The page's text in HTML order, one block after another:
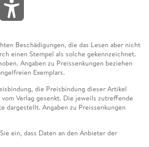
Beschädigungen, die das Lesen aber nicht
einen Stempel als solche gekennzeichnet.
Angaben zu Preissenkungen beziehen
Exemplars.
die Preisbindung dieser Artikel
Verlag gesenkt. Die jeweils zutreffende
dargestellt. Angaben zu Preissenkungen
ein, dass Daten an den Anbieter der